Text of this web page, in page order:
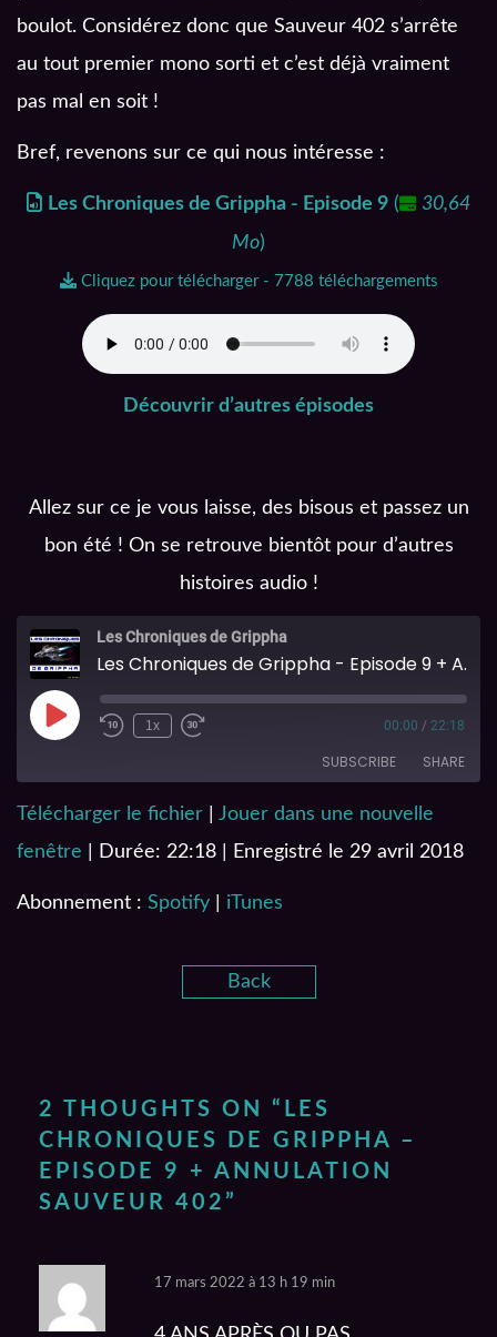
boulot. Considérez donc que Sauveur 402 s’arrête
au tout premier mono sorti et c’est déjà vraiment
pas mal en soit !
Bref, revenons sur ce qui nous intéresse :
Les Chroniques de Grippha - Episode 9 (
30,64
Mo)
Cliquez pour télécharger - 7788 téléchargements
Découvrir d’autres épisodes
Allez sur ce je vous laisse, des bisous et passez un
bon été ! On se retrouve bientôt pour d’autres
histoires audio !
Les Chroniques de Grippha
Les Chroniques de Grippha - Episode 9 + Annulation Sauveur 402
1x 00:00 / 22:18
SUBSCRIBE SHARE
RSS FEED
Télécharger le fichier
Jouer dans une nouvelle
fenêtre
Durée: 22:18 Enregistré le 29 avril 2018
Abonnement : Spotify iTunes
Back
2 THOUGHTS ON “ LES
CHRONIQUES DE GRIPPHA –
EPISODE 9 + ANNULATION
SAUVEUR 402 ”
17 mars 2022 à 13 h 19 min